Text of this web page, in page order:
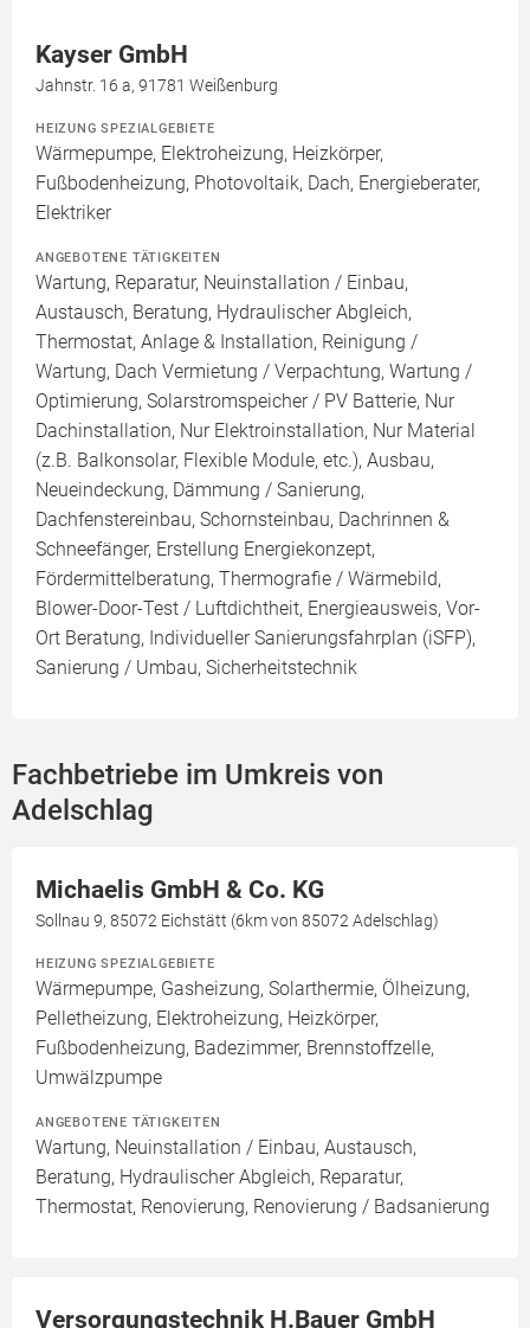
Kayser GmbH
Jahnstr. 16 a, 91781 Weißenburg
HEIZUNG SPEZIALGEBIETE
Wärmepumpe, Elektroheizung, Heizkörper,
Fußbodenheizung, Photovoltaik, Dach, Energieberater,
Elektriker
ANGEBOTENE TÄTIGKEITEN
Wartung, Reparatur, Neuinstallation / Einbau,
Austausch, Beratung, Hydraulischer Abgleich,
Thermostat, Anlage & Installation, Reinigung /
Wartung, Dach Vermietung / Verpachtung, Wartung /
Optimierung, Solarstromspeicher / PV Batterie, Nur
Dachinstallation, Nur Elektroinstallation, Nur Material
(z.B. Balkonsolar, Flexible Module, etc.), Ausbau,
Neueindeckung, Dämmung / Sanierung,
Dachfenstereinbau, Schornsteinbau, Dachrinnen &
Schneefänger, Erstellung Energiekonzept,
Fördermittelberatung, Thermografie / Wärmebild,
Blower-Door-Test / Luftdichtheit, Energieausweis, Vor-
Ort Beratung, Individueller Sanierungsfahrplan (iSFP),
Sanierung / Umbau, Sicherheitstechnik
Fachbetriebe im Umkreis von
Adelschlag
Michaelis GmbH & Co. KG
Sollnau 9, 85072 Eichstätt (6km von 85072 Adelschlag)
HEIZUNG SPEZIALGEBIETE
Wärmepumpe, Gasheizung, Solarthermie, Ölheizung,
Pelletheizung, Elektroheizung, Heizkörper,
Fußbodenheizung, Badezimmer, Brennstoffzelle,
Umwälzpumpe
ANGEBOTENE TÄTIGKEITEN
Wartung, Neuinstallation / Einbau, Austausch,
Beratung, Hydraulischer Abgleich, Reparatur,
Thermostat, Renovierung, Renovierung / Badsanierung
Versorgungstechnik H.Bauer GmbH